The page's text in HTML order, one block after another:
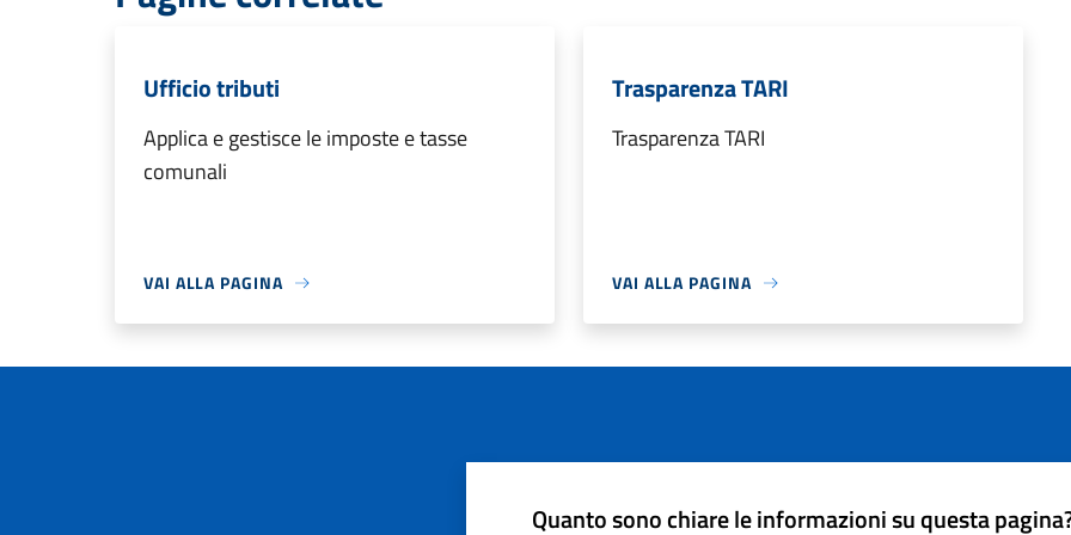
Ufficio tributi
Applica e gestisce le imposte e tasse
comunali
VAI ALLA PAGINA
Trasparenza TARI
Trasparenza TARI
VAI ALLA PAGINA
Quanto sono chiare le informazioni su questa